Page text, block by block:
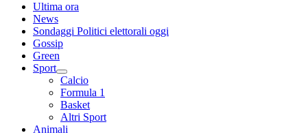
Ultima ora
News
Sondaggi Politici elettorali oggi
Gossip
Green
Sport
Calcio
Formula 1
Basket
Altri Sport
Animali